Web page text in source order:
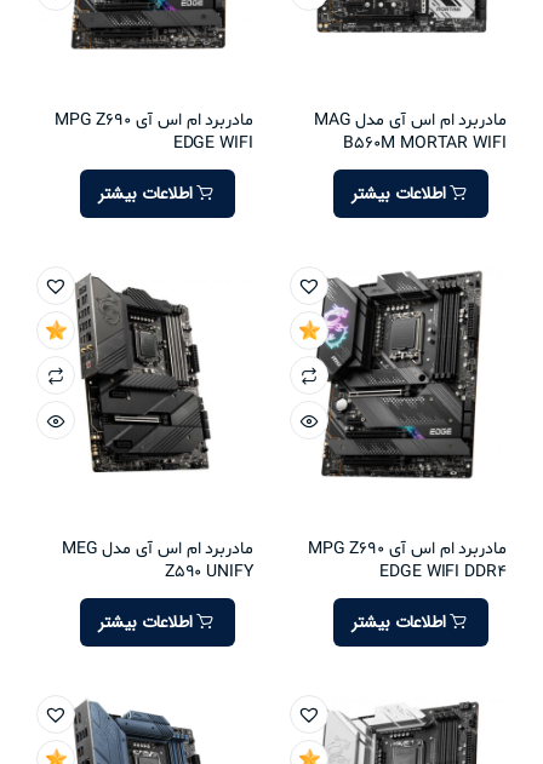
مادربرد ام اس آی مدل MAG
B560M MORTAR WIFI
اطلاعات بیشتر
مادربرد ام اس آی MPG Z690
EDGE WIFI
اطلاعات بیشتر
مادربرد ام اس آی MPG Z690
EDGE WIFI DDR4
اطلاعات بیشتر
مادربرد ام اس آی مدل MEG
Z590 UNIFY
اطلاعات بیشتر